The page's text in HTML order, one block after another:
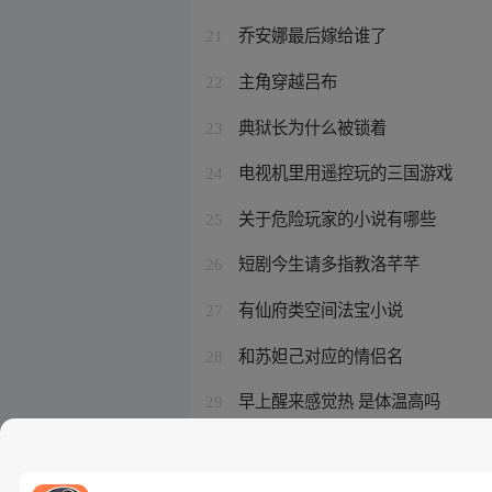
21 乔安娜最后嫁给谁了
22 主角穿越吕布
23 典狱长为什么被锁着
24 电视机里用遥控玩的三国游戏
25 关于危险玩家的小说有哪些
26 短剧今生请多指教洛芊芊
27 有仙府类空间法宝小说
28 和苏妲己对应的情侣名
29 早上醒来感觉热 是体温高吗